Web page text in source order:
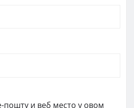
пошту и веб место у овом